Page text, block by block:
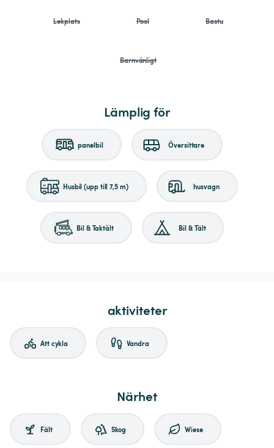
Lekplats Pool Bastu
Barnvänligt
Lämplig för
panelbil Översittare
Husbil (upp till 7,5 m) husvagn
Bil & Taktält Bil & Tält
aktiviteter
Att cykla Vandra
Närhet
Fält Skog Wiese